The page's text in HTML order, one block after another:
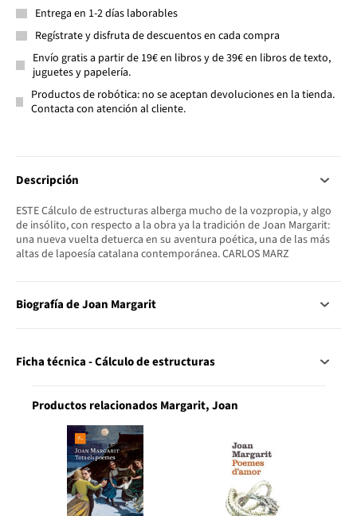
Entrega en 1-2 días laborables
Regístrate y disfruta de descuentos en cada compra
Envío gratis a partir de 19€ en libros y de 39€ en libros de texto,
juguetes y papelería.
Productos de robótica: no se aceptan devoluciones en la tienda.
Contacta con atención al cliente.
Descripción
ESTE Cálculo de estructuras alberga mucho de la vozpropia, y algo
de insólito, con respecto a la obra ya la tradición de Joan Margarit:
una nueva vuelta detuerca en su aventura poética, una de las más
altas de lapoesía catalana contemporánea. CARLOS MARZ
Biografía de Joan Margarit
Ficha técnica - Cálculo de estructuras
Productos relacionados Margarit, Joan